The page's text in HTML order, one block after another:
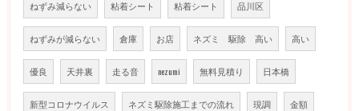
ねずみ減らない 粘着シート 粘着シート 品川区
ねずみが減らない 倉庫 お店 ネズミ 駆除 高い 高い
優良 天井裏 走る音 nezumi 無料見積り 日本橋
新型コロナウイルス ネズミ駆除施工までの流れ 現調 金額